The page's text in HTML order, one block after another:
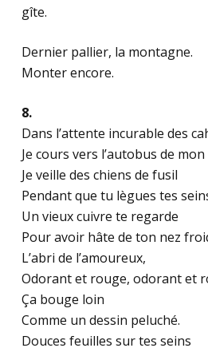
gîte.
Dernier pallier, la montagne.
Monter encore.
8.
Dans l’attente incurable des
Je cours vers l’autobus de
Je veille des chiens de fusil
Pendant que tu lègues tes
Un vieux cuivre te regarde
Pour avoir hâte de ton nez
L’abri de l’amoureux,
Odorant et rouge, odorant et
Ça bouge loin
Comme un dessin peluché.
Douces feuilles sur tes seins